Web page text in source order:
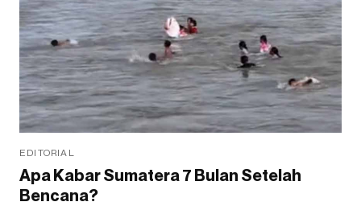
EDITORIAL
Apa Kabar Sumatera 7 Bulan Setelah
Bencana?